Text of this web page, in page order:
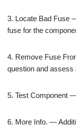
3. Locate Bad Fuse
fuse for the
4. Remove Fuse
question and assess
5. Test Component
6. More Info. —